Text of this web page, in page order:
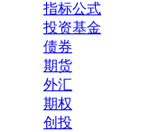
指标公式
投资基金
债券
期货
外汇
期权
创投